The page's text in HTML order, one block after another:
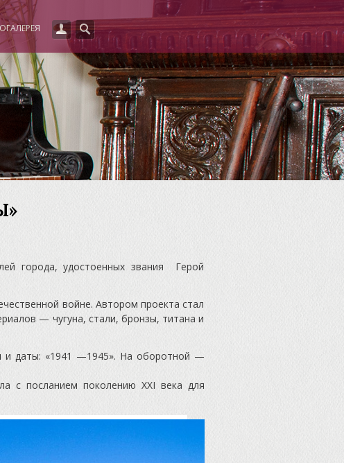
города, удостоенных звания Герой
войне. Автором проекта стал
— чугуна, стали, бронзы, титана и
и даты: «1941 —1945». На оборотной —
с посланием поколению XXI века для